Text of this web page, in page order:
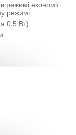
режимі економії
режимі
0,5 Вт)